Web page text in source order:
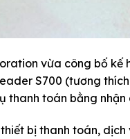
vừa công bố kế
S700 (tương
thanh toán bằng nhận
bị thanh toán,